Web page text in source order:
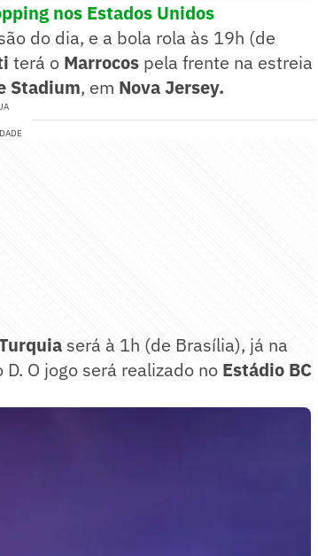
nos Estados Unidos
do dia, e a bola rola às 19h (de
terá o Marrocos pela frente na estreia
Stadium, em Nova Jersey.
será à 1h (de Brasília), já na
O jogo será realizado no Estádio BC